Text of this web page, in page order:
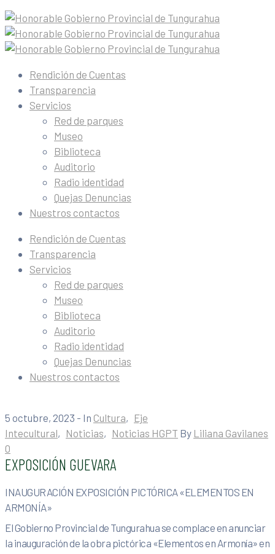
Rendición de Cuentas
Transparencia
Servicios
Red de parques
Museo
Biblioteca
Auditorio
Radio identidad
Quejas Denuncias
Nuestros contactos
Rendición de Cuentas
Transparencia
Servicios
Red de parques
Museo
Biblioteca
Auditorio
Radio identidad
Quejas Denuncias
Nuestros contactos
5 octubre, 2023 - In Cultura‚ Eje
Intecultural‚ Noticias‚ Noticias HGPT By Liliana Gavilanes
0
EXPOSICIÓN GUEVARA
INAUGURACIÓN EXPOSICIÓN PICTÓRICA «ELEMENTOS EN
ARMONÍA»
El Gobierno Provincial de Tungurahua se complace en anunciar
la inauguración de la obra pictórica «Elementos en Armonía» en